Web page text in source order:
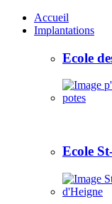
Accueil
Implantations
Ecole
Ecole